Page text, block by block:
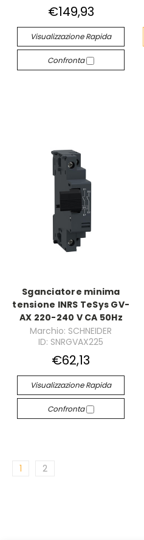
€149,93
Visualizzazione Rapida
Confronta
Sganciatore minima
tensione INRS TeSys GV-
AX 220-240 V CA 50Hz
Marchio: SCHNEIDER
ID: SNRGVAX225
€62,13
Visualizzazione Rapida
Confronta
1 2